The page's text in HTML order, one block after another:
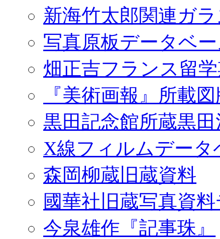
新海竹太郎関連ガ
写真原板データベ
畑正吉フランス留
『美術画報』所載
黒田記念館所蔵黒
X線フィルムデータ
森岡柳蔵旧蔵資料
國華社旧蔵写真資
今泉雄作『記事珠』